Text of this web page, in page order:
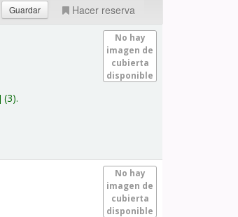
Hacer reserva
No hay
imagen de
cubierta
disponible
(3).
No hay
imagen de
cubierta
disponible